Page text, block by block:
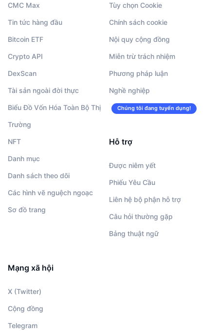
CMC Max
Tin tức hàng đầu
Bitcoin ETF
Crypto API
DexScan
Tài sản ngoài đời thực
Biểu Đồ Vốn Hóa Toàn Bộ Thị
Trường
NFT
Danh mục
Danh sách theo dõi
Các hình vẽ nguệch ngoạc
Sơ đồ trang
Tùy chọn Cookie
Chính sách cookie
Nội quy cộng đồng
Miễn trừ trách nhiệm
Phương pháp luận
Nghề nghiệp
Chúng tôi đang tuyển dụng!
Hỗ trợ
Được niêm yết
Phiếu Yêu Cầu
Liên hệ bộ phận hỗ trợ
Câu hỏi thường gặp
Bảng thuật ngữ
Mạng xã hội
X (Twitter)
Cộng đồng
Telegram